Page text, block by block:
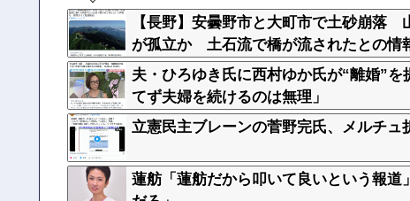
【長野】安曇野市と大町市で土砂崩落
が孤立か 土石流で橋が流されたとの情
夫・ひろゆき氏に西村ゆか氏が“離婚”
てず夫婦を続けるのは無理」
立憲民主ブレーンの菅野完氏、メルチュ
蓮舫「蓮舫だから叩いて良いという報